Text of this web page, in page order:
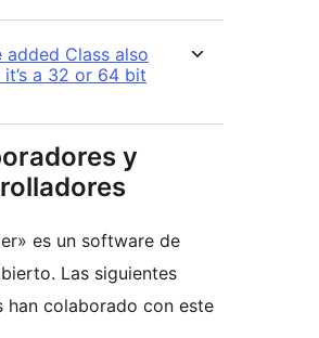
added Class also
a 32 or 64 bit
y
es un software de
Las siguientes
han colaborado con este